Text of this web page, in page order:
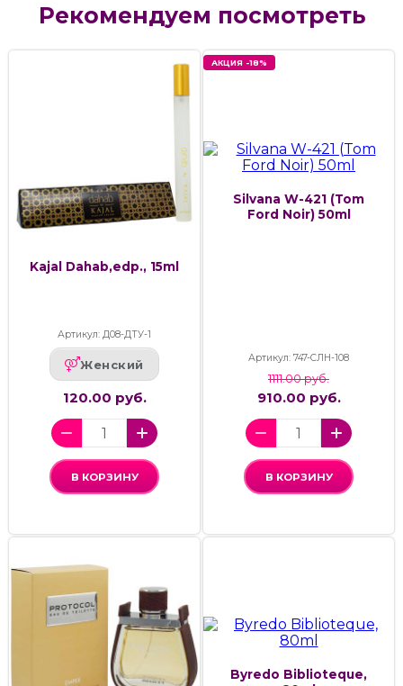
Рекомендуем посмотреть
Kajal Dahab,edp., 15ml
Артикул: Д08-ДТУ-1
Женский
120.00 руб.
В КОРЗИНУ
АКЦИЯ -18%
Silvana W-421 (Tom
Ford Noir) 50ml
Артикул: 747-СЛН-108
1111.00 руб.
910.00 руб.
В КОРЗИНУ
Byredo Biblioteque,